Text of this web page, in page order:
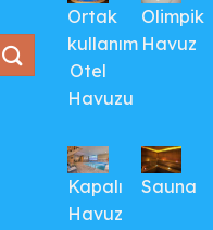
Ortak
kullanım
Otel
Havuzu
Olimpik
Havuz
Kapalı
Havuz
Sauna